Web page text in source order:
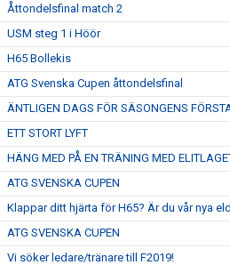
Åttondelsfinal match 2
USM steg 1 i Höör
H65 Bollekis
ATG Svenska Cupen åttondelsfinal
ÄNTLIGEN DAGS FÖR SÄSONGENS
ETT STORT LYFT
HÄNG MED PÅ EN TRÄNING MED
ATG SVENSKA CUPEN
Klappar ditt hjärta för H65? Är du vår nya
ATG SVENSKA CUPEN
Vi söker ledare/tränare till F2019!